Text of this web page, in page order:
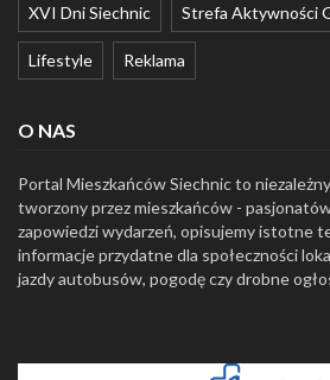
XVI Dni Siechnic Strefa Aktywności
Lifestyle Reklama
O NAS
Portal Mieszkańców Siechnic to
tworzony przez mieszkańców -
zapowiedzi wydarzeń, opisujemy istotne
informacje przydatne dla społeczności
jazdy autobusów, pogodę czy drobne